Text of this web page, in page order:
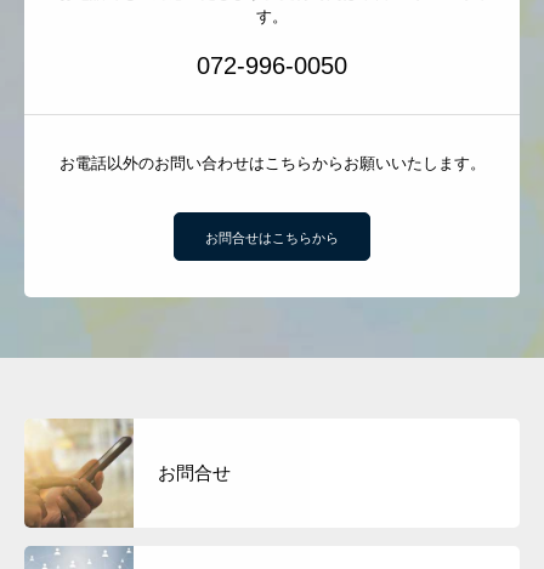
す。
072-996-0050
お電話以外のお問い合わせはこちらからお願いいたします。
お問合せはこちらから
お問合せ